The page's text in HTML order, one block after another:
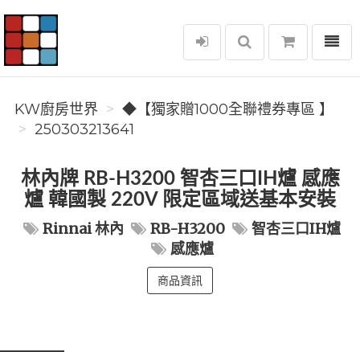
KW廚房世界
選單
KW廚房世界
◆【獨家贈1000全聯禮券專區 】
250303213641
林內牌 RB-H3200 智杏三口IH爐 感應
爐 韓國製 220V 限定區域送基本安裝
Rinnai 林內 RB-H3200
智杏三口IH爐
感應爐
商品資訊